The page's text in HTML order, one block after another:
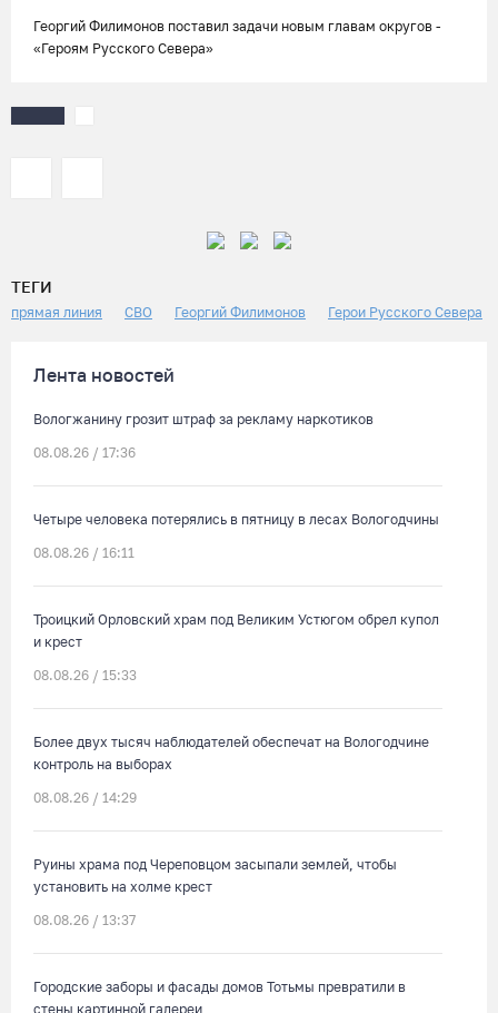
Георгий Филимонов поставил задачи новым главам округов -
«Героям Русского Севера»
ТЕГИ
прямая линия СВО Георгий Филимонов Герои Русского Севера
Лента новостей
Вологжанину грозит штраф за рекламу наркотиков
08.08.26 / 17:36
Четыре человека потерялись в пятницу в лесах Вологодчины
08.08.26 / 16:11
Троицкий Орловский храм под Великим Устюгом обрел купол
и крест
08.08.26 / 15:33
Более двух тысяч наблюдателей обеспечат на Вологодчине
контроль на выборах
08.08.26 / 14:29
Руины храма под Череповцом засыпали землей, чтобы
установить на холме крест
08.08.26 / 13:37
Городские заборы и фасады домов Тотьмы превратили в
стены картинной галереи